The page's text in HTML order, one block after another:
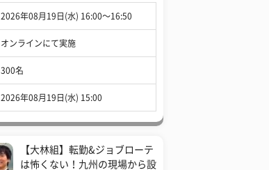
2026年08月19日(水) 16:00〜16:50
オンラインにて実施
300名
2026年08月19日(水) 15:00
【大林組】転勤&ジョブローテ
は怖くない！九州の現場から設